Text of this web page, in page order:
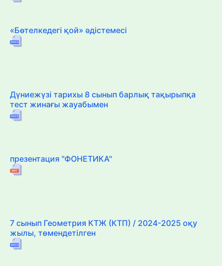
«Бөтелкедегі қой» әдістемесі
Дүниежүзі тарихы 8 сынып барлық тақырыпқа
тест жинағы жауабымен
презентация "ФОНЕТИКА"
7 сынып Геометрия КТЖ (КТП) / 2024-2025 оқу
жылы, төмендетілген